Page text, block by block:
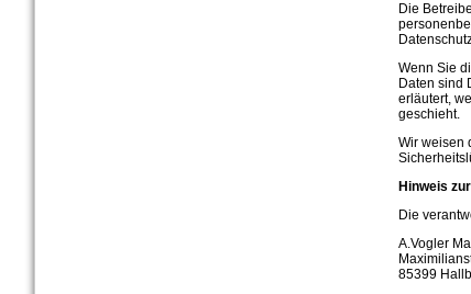
Die
Wenn Sie
Daten sind
erläutert,
geschieht.
Wir weisen
Hinweis
Die
A.Vogler
85399